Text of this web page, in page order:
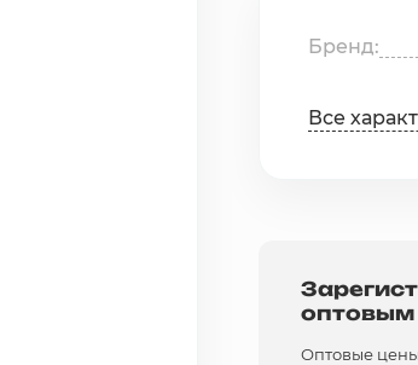
Бренд
Все
Оптовые цены